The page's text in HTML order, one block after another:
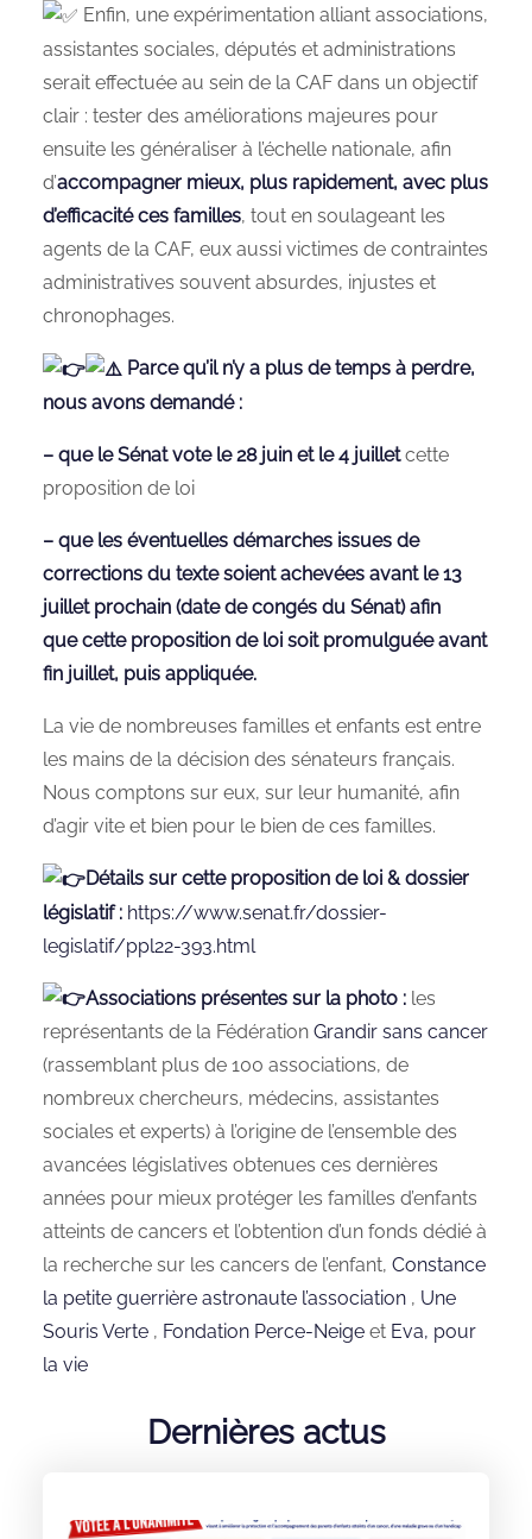
Enfin, une expérimentation alliant associations,
assistantes sociales, députés et administrations
serait effectuée au sein de la CAF dans un objectif
clair : tester des améliorations majeures pour
ensuite les généraliser à l’échelle nationale, afin
d’accompagner mieux, plus rapidement, avec plus
d’efficacité ces familles, tout en soulageant les
agents de la CAF, eux aussi victimes de contraintes
administratives souvent absurdes, injustes et
chronophages.
Parce qu’il n’y a plus de temps à perdre,
nous avons demandé :
– que le Sénat vote le 28 juin et le 4 juilletcette
proposition de loi
– que les éventuelles démarches issues de
corrections du texte soient achevées avant le 13
juillet prochain (date de congés du Sénat) afin
que cette proposition de loi soit promulguée avant
fin juillet, puis appliquée.
La vie de nombreuses familles et enfants est entre
les mains de la décision des sénateurs français.
Nous comptons sur eux, sur leur humanité, afin
d’agir vite et bien pour le bien de ces familles.
Détails sur cette proposition de loi & dossier
législatif : https://www.senat.fr/dossier-
legislatif/ppl22-393.html
Associations présentes sur la photo : les
représentants de la Fédération Grandir sans cancer
(rassemblant plus de 100 associations, de
nombreux chercheurs, médecins, assistantes
sociales et experts) à l’origine de l’ensemble des
avancées législatives obtenues ces dernières
années pour mieux protéger les familles d’enfants
atteints de cancers et l’obtention d’un fonds dédié à
la recherche sur les cancers de l’enfant, Constance
la petite guerrière astronaute l’association , Une
Souris Verte , Fondation Perce-Neige et Eva, pour
la vie
Dernières actus